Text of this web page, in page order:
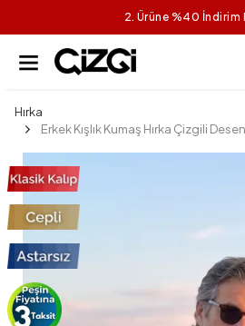
2. Ürüne %40 İndirim
Hırka
Erkek Kışlık Kumaş Hırka Çizgili